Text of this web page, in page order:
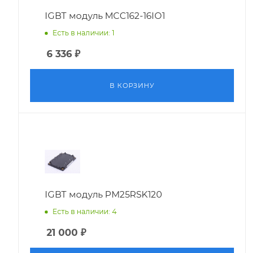
IGBT модуль MCC162-16IO1
Есть в наличии: 1
6 336 ₽
В КОРЗИНУ
IGBT модуль PM25RSK120
Есть в наличии: 4
21 000 ₽